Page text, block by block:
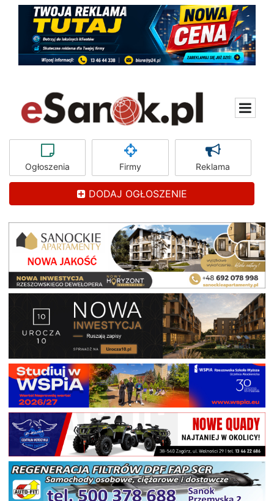
Ogłoszenia Firmy Reklama
DODAJ OGŁOSZENIE